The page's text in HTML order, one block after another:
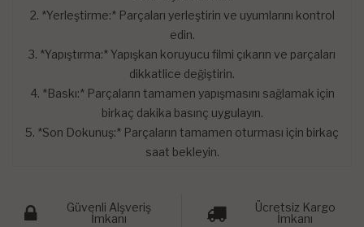
2. *Yerleştirme:* Parçaları yerleştirin ve uyumlarını kontrol
edin.
3. *Yapıştırma:* Yapışkan koruyucu filmi çıkarın ve parçaları
dikkatlice değiştirin.
4. *Baskı:* Parçaların tamamen yapışmasını sağlamak için
birkaç dakika basınç uygulayın.
5. *Son Dokunuş:* Parçaların tamamen oturması için birkaç
saat bekleyin.
Güvenli Alşveriş
İmkanı
Ücretsiz Kargo
İmkanı